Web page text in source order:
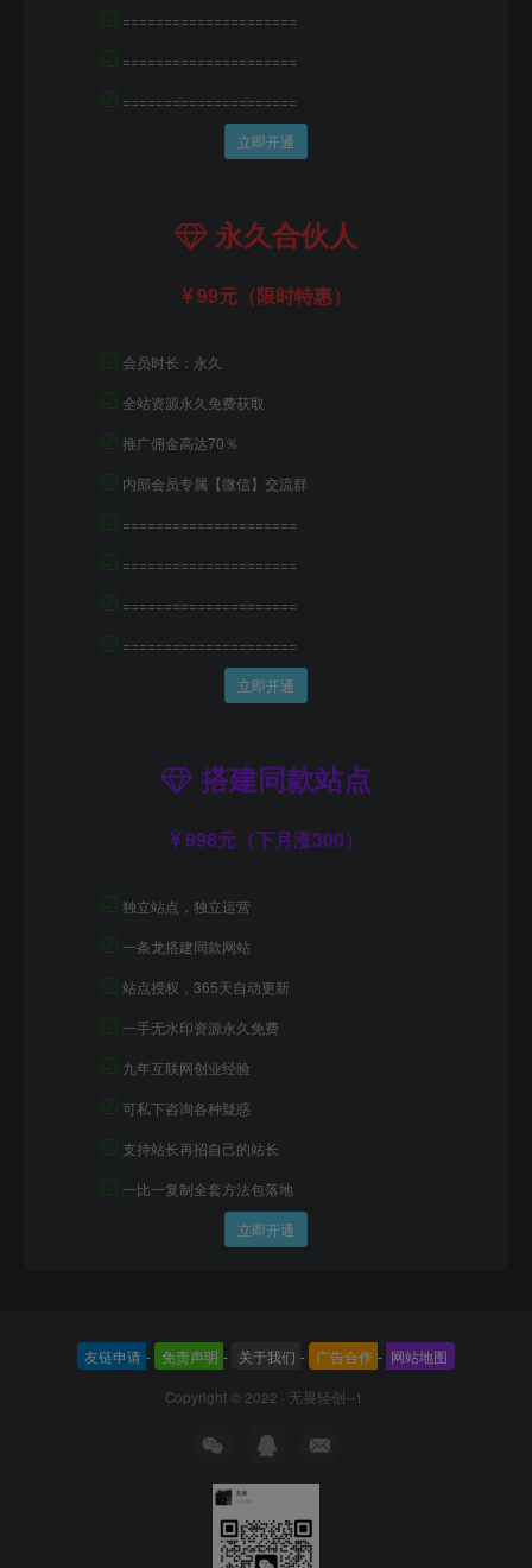
☑ =====================
☑ =====================
☑ =====================
立即开通
永久合伙人
99元（限时特惠）
☑ 会员时长：永久
☑ 全站资源永久免费获取
☑ 推广佣金高达70％
☑ 内部会员专属【微信】交流群
☑ =====================
☑ =====================
☑ =====================
☑ =====================
立即开通
搭建同款站点
998元（下月涨300）
☑ 独立站点，独立运营
☑ 一条龙搭建同款网站
☑ 站点授权，365天自动更新
☑ 一手无水印资源永久免费
☑ 九年互联网创业经验
☑ 可私下咨询各种疑惑
☑ 支持站长再招自己的站长
☑ 一比一复制全套方法包落地
立即开通
友链申请 - 免责声明 - 关于我们 - 广告合作 - 网站地图
Copyright © 2022 · 无畏轻创--1